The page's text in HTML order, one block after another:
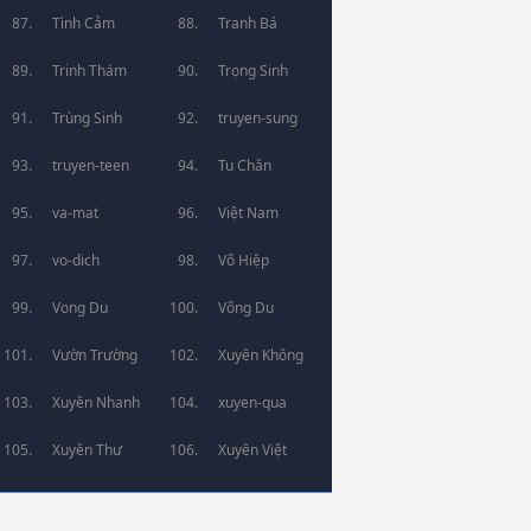
Tình Cảm Tranh Bá
Trinh Thám Trọng Sinh
Trùng Sinh truyen-sung
truyen-teen Tu Chân
va-mat Việt Nam
vo-dich Võ Hiệp
Vong Du Võng Du
Vườn Trường Xuyên Không
Xuyên Nhanh xuyen-qua
Xuyên Thư Xuyên Việt